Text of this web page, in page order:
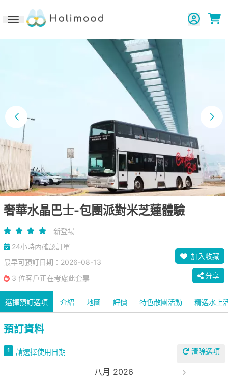
Toggle navigation
奢華水晶巴士-包團派對米芝蓮體驗
新登場
24小時內確認訂單
最早可預訂日期：2026-08-13
3 位客戶正在考慮此套票
加入收藏
分享
選擇預訂選項 介紹 地圖 評價 特色散團活動 精選水上
預訂資料
1 請選擇使用日期 清除選項
八月 2026